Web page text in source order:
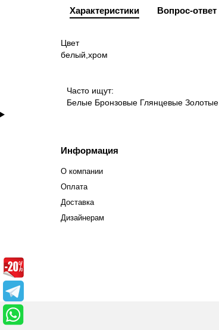
Характеристики Вопрос-ответ
Цвет
белый,хром
Часто ищут:
Белые Бронзовые Глянцевые Золотые
Информация
О компании
Оплата
Доставка
Дизайнерам